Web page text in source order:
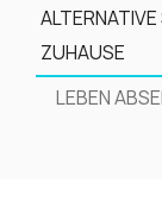
ZUHAUSE
LEBEN